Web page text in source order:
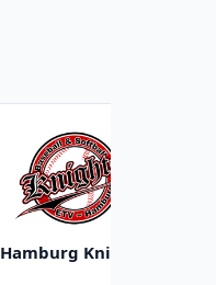
Hamburg Knights